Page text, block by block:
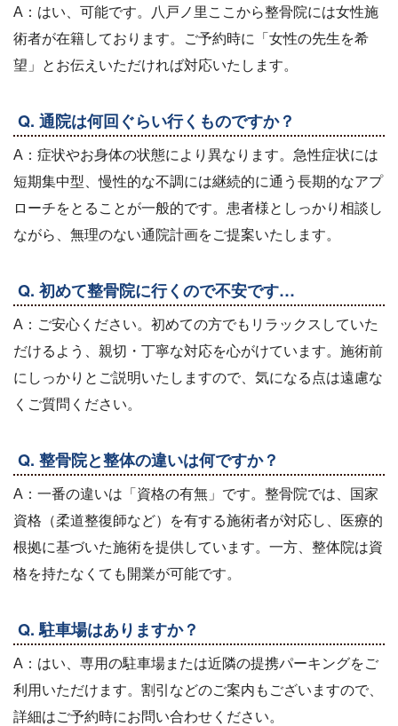
A：はい、可能です。八戸ノ里ここから整骨院には女性施
術者が在籍しております。ご予約時に「女性の先生を希
望」とお伝えいただければ対応いたします。
Q. 通院は何回ぐらい行くものですか？
A：症状やお身体の状態により異なります。急性症状には
短期集中型、慢性的な不調には継続的に通う長期的なアプ
ローチをとることが一般的です。患者様としっかり相談し
ながら、無理のない通院計画をご提案いたします。
Q. 初めて整骨院に行くので不安です…
A：ご安心ください。初めての方でもリラックスしていた
だけるよう、親切・丁寧な対応を心がけています。施術前
にしっかりとご説明いたしますので、気になる点は遠慮な
くご質問ください。
Q. 整骨院と整体の違いは何ですか？
A：一番の違いは「資格の有無」です。整骨院では、国家
資格（柔道整復師など）を有する施術者が対応し、医療的
根拠に基づいた施術を提供しています。一方、整体院は資
格を持たなくても開業が可能です。
Q. 駐車場はありますか？
A：はい、専用の駐車場または近隣の提携パーキングをご
利用いただけます。割引などのご案内もございますので、
詳細はご予約時にお問い合わせください。